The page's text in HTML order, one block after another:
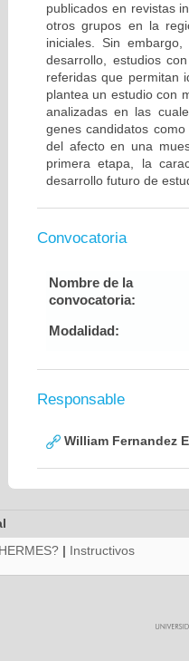
publicados en revistas
otros grupos en la
iniciales. Sin
desarrollo, estudios
referidas que permitan
plantea un estudio con
analizadas en las
genes candidatos
del afecto en una
primera etapa, la
desarrollo futuro de
Convocatoria
Nombre de la
convocatoria:
Modalidad:
Responsable
William Fernandez
| Instructivos